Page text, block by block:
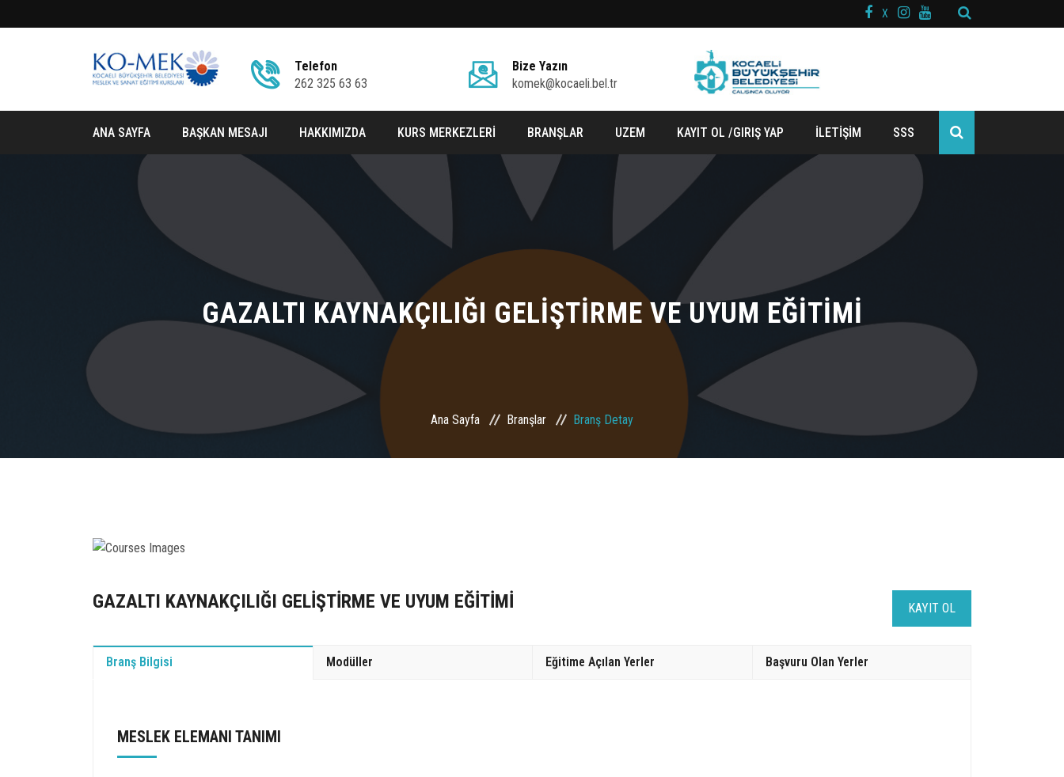
X
Telefon
262 325 63 63
Bize Yazın
komek@kocaeli.bel.tr
ANA SAYFA BAŞKAN MESAJI HAKKIMIZDA KURS MERKEZLERİ BRANŞLAR UZEM KAYIT OL /GIRIŞ YAP İLETİŞİM SSS
GAZALTI KAYNAKÇILIĞI GELİŞTİRME VE UYUM EĞİTİMİ
Ana Sayfa Branşlar Branş Detay
GAZALTI KAYNAKÇILIĞI GELİŞTİRME VE UYUM EĞİTİMİ KAYIT OL
Branş Bilgisi Modüller Eğitime Açılan Yerler Başvuru Olan Yerler
MESLEK ELEMANI TANIMI